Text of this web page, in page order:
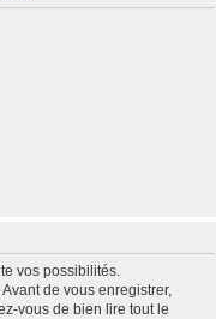
vos possibilités.
de vous enregistrer,
vous de bien lire tout le